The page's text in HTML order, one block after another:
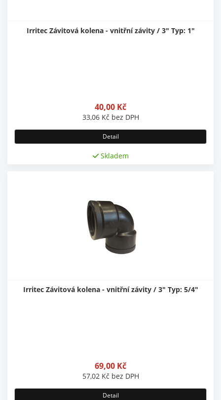
Irritec Závitová kolena - vnitřní závity / 3" Typ: 1"
40,00 Kč
33,06 Kč bez DPH
Detail
Skladem
Irritec Závitová kolena - vnitřní závity / 3" Typ: 5/4"
69,00 Kč
57,02 Kč bez DPH
Detail